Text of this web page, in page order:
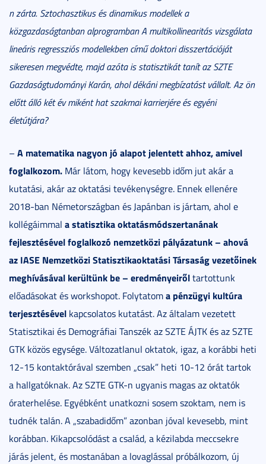
n zárta. Sztochasztikus és dinamikus modellek a
közgazdaságtanban alprogramban A multikollinearitás vizsgálata
lineáris regressziós modellekben című doktori disszertációját
sikeresen megvédte, majd azóta is statisztikát tanít az SZTE
Gazdaságtudományi Karán, ahol dékáni megbízatást vállalt. Az ön
előtt álló két év miként hat szakmai karrierjére és egyéni
életútjára?
– A matematika nagyon jó alapot jelentett ahhoz, amivel
foglalkozom. Már látom, hogy kevesebb időm jut akár a
kutatási, akár az oktatási tevékenységre. Ennek ellenére
2018-ban Németországban és Japánban is jártam, ahol e
kollégáimmal a statisztika oktatásmódszertanának
fejlesztésével foglalkozó nemzetközi pályázatunk – ahová
az IASE Nemzetközi Statisztikaoktatási Társaság vezetőinek
meghívásával kerültünk be – eredményeirőltartottunk
előadásokat és workshopot. Folytatoma pénzügyi kultúra
terjesztésével kapcsolatos kutatást. Az általam vezetett
Statisztikai és Demográfiai Tanszék az SZTE ÁJTK és az SZTE
GTK közös egysége. Változatlanul oktatok, igaz, a korábbi heti
12-15 kontaktórával szemben „csak” heti 10-12 órát tartok
a hallgatóknak. Az SZTE GTK-n ugyanis magas az oktatók
óraterhelése. Egyébként unatkozni sosem szoktam, nem is
tudnék talán. A „szabadidőm” azonban jóval kevesebb, mint
korábban. Kikapcsolódást a család, a kézilabda meccsekre
járás jelent, és mostanában a lovaglással próbálkozom, új